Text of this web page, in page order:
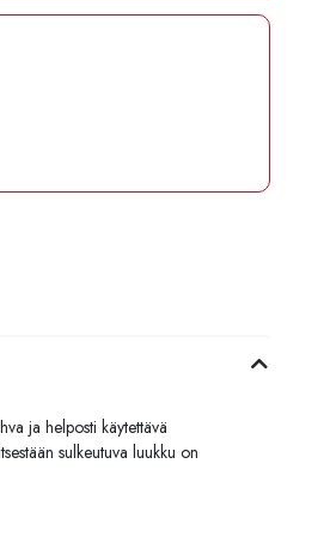
ja helposti käytettävä
sulkeutuva luukku on